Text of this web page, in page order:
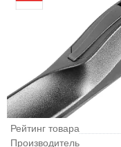
Рейтинг товара
Производитель